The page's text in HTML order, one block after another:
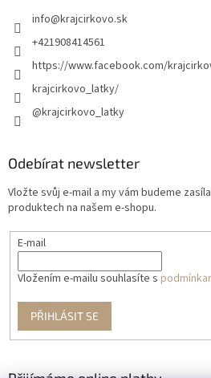
info@krajcirkovo.sk
+421908414561
https://www.facebook.com/
krajcirkovo_latky/
@krajcirkovo_latky
Odebírat newsletter
Vložte svůj e-mail a my vám budeme
produktech na našem e-shopu.
E-mail
Vložením e-mailu souhlasíte s
PŘIHLÁSIT SE